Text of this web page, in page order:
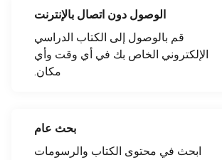
الوصول دون اتصال بالإنترنت
قم بالوصول إلى الكتاب الدراسي
الإلكتروني الخاص بك في أي وقت وأي
مكان.
بحث عام
ابحث في محتوى الكتاب والرسومات